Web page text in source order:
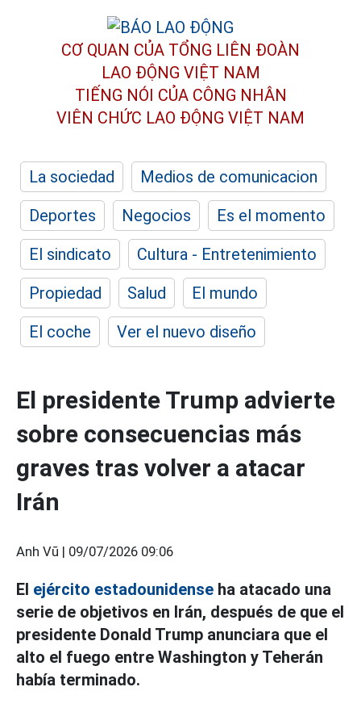
CƠ QUAN CỦA TỔNG LIÊN ĐOÀN
LAO ĐỘNG VIỆT NAM
TIẾNG NÓI CỦA CÔNG NHÂN
VIÊN CHỨC LAO ĐỘNG VIỆT NAM
La sociedad
Medios de comunicacion
Deportes
Negocios
Es el momento
El sindicato
Cultura - Entretenimiento
Propiedad
Salud
El mundo
El coche
Ver el nuevo diseño
El presidente Trump advierte
sobre consecuencias más
graves tras volver a atacar
Irán
Anh Vũ | 09/07/2026 09:06
El ejército estadounidense ha atacado una
serie de objetivos en Irán, después de que el
presidente Donald Trump anunciara que el
alto el fuego entre Washington y Teherán
había terminado.